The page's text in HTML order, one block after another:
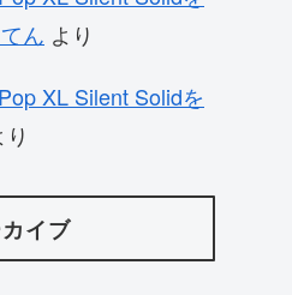
ん より
XL Silent Solidを
り
イブ